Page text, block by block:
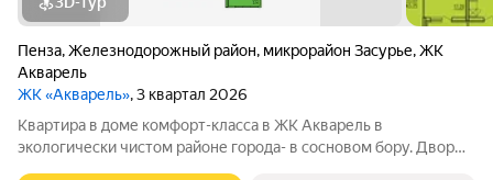
Пенза,Железнодорожный район, микрорайон Засурье,ЖК
Акварель
ЖК «Акварель», 3 квартал 2026
Квартира в доме комфорт-класса в ЖК Акварель в
экологически чистом районе города- в сосновом бору. Двор